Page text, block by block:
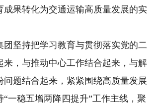
成果转化为交通运输高质量发展的实
坚持把学习教育与贯彻落实党的二
来，与推动中心工作结合起来，与解
问题结合起来，紧紧围绕高质量发展
“一稳五增两降四提升”工作主线，聚